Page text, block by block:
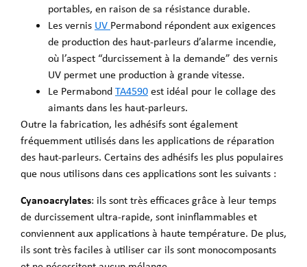
portables, en raison de sa résistance durable.
Les vernis UV Permabond répondent aux exigences
de production des haut-parleurs d’alarme incendie,
où l’aspect “durcissement à la demande” des vernis
UV permet une production à grande vitesse.
Le PermabondTA4590est idéal pour le collage des
aimants dans les haut-parleurs.
Outre la fabrication, les adhésifs sont également
fréquemment utilisés dans les applications de réparation
des haut-parleurs. Certains des adhésifs les plus populaires
que nous utilisons dans ces applications sont les suivants :
Cyanoacrylates: ils sont très efficaces grâce à leur temps
de durcissement ultra-rapide, sont ininflammables et
conviennent aux applications à haute température. De plus,
ils sont très faciles à utiliser car ils sont monocomposants